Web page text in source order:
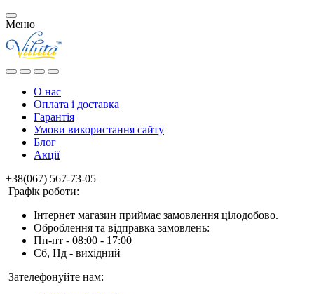
Меню
О нас
Оплата і доставка
Гарантія
Умови використання сайту
Блог
Акції
+38(067) 567-73-05
Графік роботи:
Інтернет магазин приймає замовлення цілодобово.
Оброблення та відправка замовлень:
Пн-пт - 08:00 - 17:00
Сб, Нд - вихідний
Зателефонуйте нам: